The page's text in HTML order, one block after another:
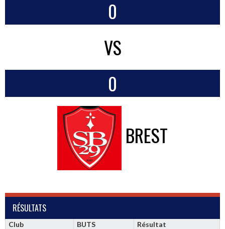
0
VS
0
BREST
RÉSULTATS
Club BUTS
Résultat